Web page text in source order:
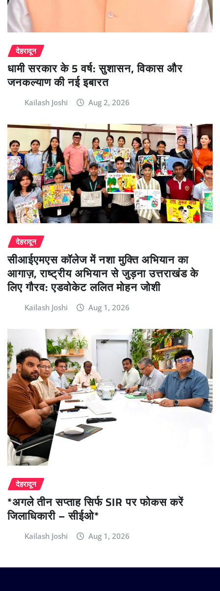
देहरादून
धामी सरकार के 5 वर्ष: सुशासन, विकास और
जनकल्याण की नई इबारत
Kailash Joshi Aug 2, 2026
देहरादून
सीआईएमएस कॉलेज में नशा मुक्ति अभियान का
आगाज़, राष्ट्रीय अभियान से जुड़ना उत्तराखंड के
लिए गौरव: एडवोकेट ललित मोहन जोशी
Kailash Joshi Aug 1, 2026
देहरादून
*अगले तीन सप्ताह सिर्फ SIR पर फोकस करें
जिलाधिकारी – सीईओ*
Kailash Joshi Aug 1, 2026